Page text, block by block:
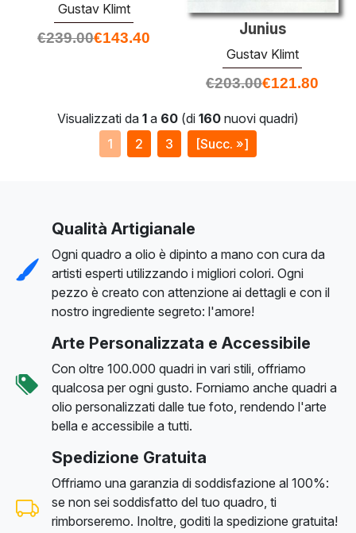
Junius
Gustav Klimt
€203.00€121.80
Gustav Klimt
€239.00€143.40
Visualizzati da 1 a 60 (di 160 nuovi quadri)
1
2 3 [Succ. »]
Qualità Artigianale
Ogni quadro a olio è dipinto a mano con cura da
artisti esperti utilizzando i migliori colori. Ogni
pezzo è creato con attenzione ai dettagli e con il
nostro ingrediente segreto: l'amore!
Arte Personalizzata e Accessibile
Con oltre 100.000 quadri in vari stili, offriamo
qualcosa per ogni gusto. Forniamo anche quadri a
olio personalizzati dalle tue foto, rendendo l'arte
bella e accessibile a tutti.
Spedizione Gratuita
Offriamo una garanzia di soddisfazione al 100%:
se non sei soddisfatto del tuo quadro, ti
rimborseremo. Inoltre, goditi la spedizione gratuita!